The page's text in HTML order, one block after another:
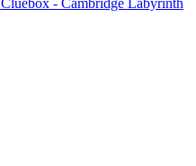
Cluebox - Cambridge Labyrinth